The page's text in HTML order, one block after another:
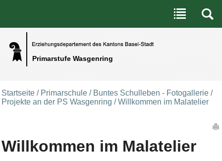
Primarstufe Wasgenring
Benutzerspezifische Werkzeuge
Direkt zum Inhalt|Direkt zur Navigation
Startseite / Primarschule / Buntes Schulleben - Fotogallerie /
Projekte an der PS Wasgenring /Willkommen im Malatelier
Willkommen im Malatelier